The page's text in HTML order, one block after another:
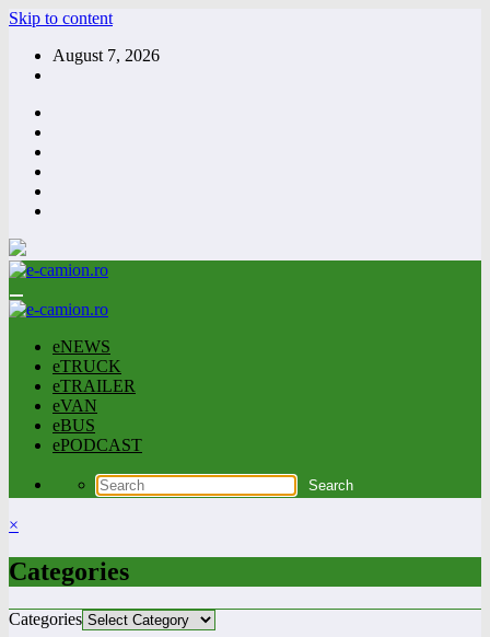
Skip to content
August 7, 2026
eNEWS
eTRUCK
eTRAILER
eVAN
eBUS
ePODCAST
×
Categories
Categories